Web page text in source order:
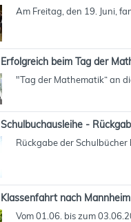
Am Freitag, den 19. Juni,
Erfolgreich beim Tag der
"Tag der Mathematik“ an
Schulbuchausleihe -
Rückgabe der
Klassenfahrt nach Mannheim
Vom 01.06. bis zum